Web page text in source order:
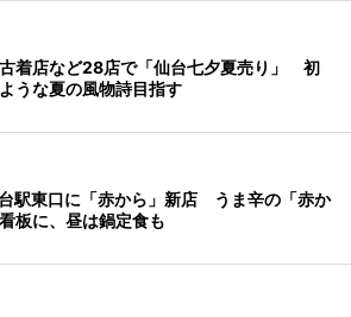
着店など28店で「仙台七夕夏売り」 初
うな夏の風物詩目指す
駅東口に「赤から」新店 うま辛の「赤か
板に、昼は鍋定食も